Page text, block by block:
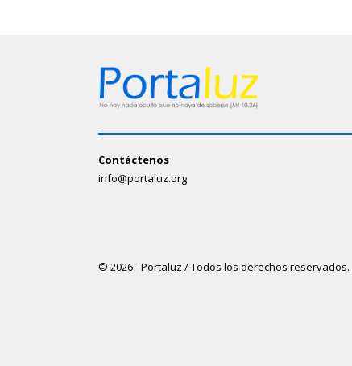
Contáctenos
info@portaluz.org
© 2026 - Portaluz / Todos los derechos reservados.